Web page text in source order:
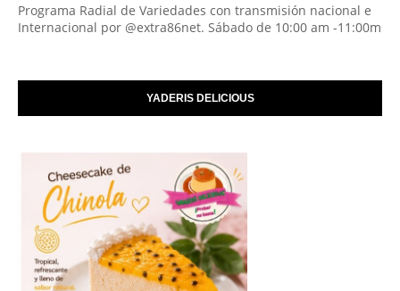
Programa Radial de Variedades con transmisión nacional e
Internacional por @extra86net. Sábado de 10:00 am -11:00m
YADERIS DELICIOUS